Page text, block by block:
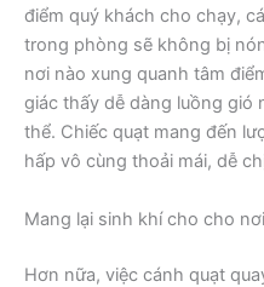
điểm quý khách cho chạy,
trong phòng sẽ không bị
nơi nào xung quanh tâm
giác thấy dễ dàng luồng gió
thể. Chiếc quạt mang đến
hấp vô cùng thoải mái, dễ
Mang lại sinh khí cho cho
Hơn nữa, việc cánh quạt